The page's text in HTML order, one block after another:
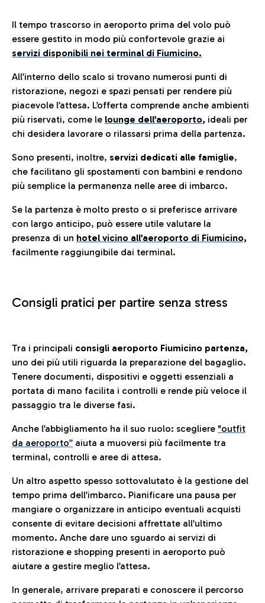
Il tempo trascorso in aeroporto prima del volo può
essere gestito in modo più confortevole grazie ai
servizi disponibili nei terminal di Fiumicino.
All’interno dello scalo si trovano numerosi punti di
ristorazione, negozi e spazi pensati per rendere più
piacevole l’attesa. L’offerta comprende anche ambienti
più riservati, come le lounge dell’aeroporto, ideali per
chi desidera lavorare o rilassarsi prima della partenza.
Sono presenti, inoltre, servizi dedicati alle famiglie,
che facilitano gli spostamenti con bambini e rendono
più semplice la permanenza nelle aree di imbarco.
Se la partenza è molto presto o si preferisce arrivare
con largo anticipo, può essere utile valutare la
presenza di un hotel vicino all’aeroporto di Fiumicino,
facilmente raggiungibile dai terminal.
Consigli pratici per partire senza stress
Tra i principali consigli aeroporto Fiumicino partenza,
uno dei più utili riguarda la preparazione del bagaglio.
Tenere documenti, dispositivi e oggetti essenziali a
portata di mano facilita i controlli e rende più veloce il
passaggio tra le diverse fasi.
Anche l’abbigliamento ha il suo ruolo: scegliere "outfit
da aeroporto” aiuta a muoversi più facilmente tra
terminal, controlli e aree di attesa.
Un altro aspetto spesso sottovalutato è la gestione del
tempo prima dell’imbarco. Pianificare una pausa per
mangiare o organizzare in anticipo eventuali acquisti
consente di evitare decisioni affrettate all’ultimo
momento. Anche dare uno sguardo ai servizi di
ristorazione e shopping presenti in aeroporto può
aiutare a gestire meglio l’attesa.
In generale, arrivare preparati e conoscere il percorso